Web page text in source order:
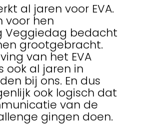
al jaren voor EVA.
voor hen
Veggiedag bedacht
grootgebracht.
van het EVA
ook al jaren in
bij ons. En dus
ook logisch dat
van de
gingen doen.